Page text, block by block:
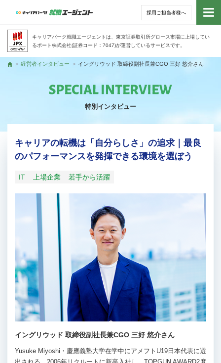
採用ご担当者様へ
キャリアパーク就職エージェントは、東京証券取引所グロース市場に上場してい
るポート株式会社(証券コード：7047)が運営しているサービスです。
トッ
トップ
経営者インタビュー イングリウッド 取締役副社長兼CGO 三好 悠介さん
特別インタビュー
キャリアの転機は「自分らしさ」の追求｜最良
のパフォーマンスを発揮できる環境を選ぼう
IT 上場企業 若手から活躍
イングリウッド 取締役副社長兼CGO 三好 悠介さん
Yusuke Miyoshi・慶應義塾大学在学中にアメフトU19日本代表に選